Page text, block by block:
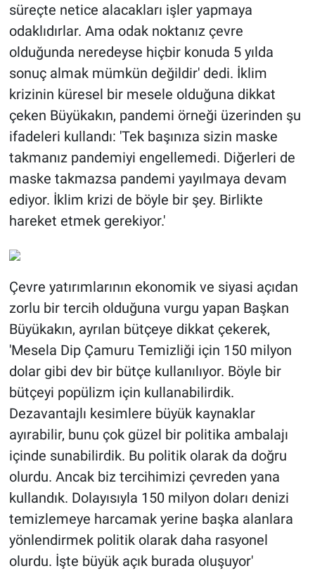
süreçte netice alacakları işler yapmaya
odaklıdırlar. Ama odak noktanız çevre
olduğunda neredeyse hiçbir konuda 5 yılda
sonuç almak mümkün değildir' dedi. İklim
krizinin küresel bir mesele olduğuna dikkat
çeken Büyükakın, pandemi örneği üzerinden şu
ifadeleri kullandı: 'Tek başınıza sizin maske
takmanız pandemiyi engellemedi. Diğerleri de
maske takmazsa pandemi yayılmaya devam
ediyor. İklim krizi de böyle bir şey. Birlikte
hareket etmek gerekiyor.'
Çevre yatırımlarının ekonomik ve siyasi açıdan
zorlu bir tercih olduğuna vurgu yapan Başkan
Büyükakın, ayrılan bütçeye dikkat çekerek,
'Mesela Dip Çamuru Temizliği için 150 milyon
dolar gibi dev bir bütçe kullanılıyor. Böyle bir
bütçeyi popülizm için kullanabilirdik.
Dezavantajlı kesimlere büyük kaynaklar
ayırabilir, bunu çok güzel bir politika ambalajı
içinde sunabilirdik. Bu politik olarak da doğru
olurdu. Ancak biz tercihimizi çevreden yana
kullandık. Dolayısıyla 150 milyon doları denizi
temizlemeye harcamak yerine başka alanlara
yönlendirmek politik olarak daha rasyonel
olurdu. İşte büyük açık burada oluşuyor'